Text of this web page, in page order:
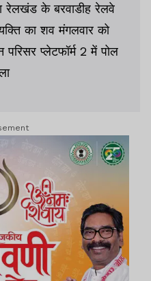
रेलखंड के बरवाडीह रेलवे
का शव मंगलवार को
प्लेटफॉर्म 2 में पोल